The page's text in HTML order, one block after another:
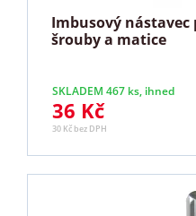
Imbusový
šrouby a matice
SKLADEM 467 ks, ihned
36 Kč
30 Kč bez DPH